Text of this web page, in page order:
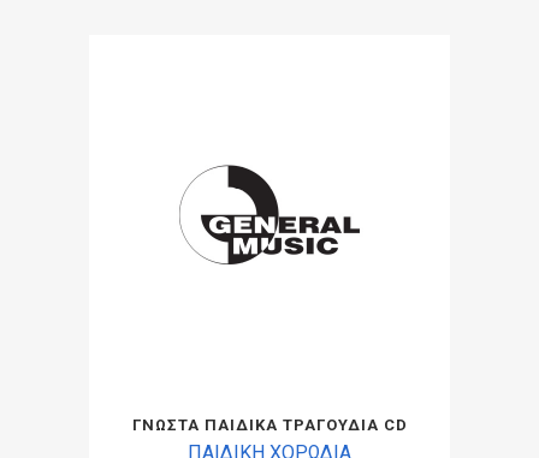
ΓΝΩΣΤΑ ΠΑΙΔΙΚΑ ΤΡΑΓΟΥΔΙΑ CD
ΠΑΙΔΙΚΗ ΧΟΡΩΔΙΑ